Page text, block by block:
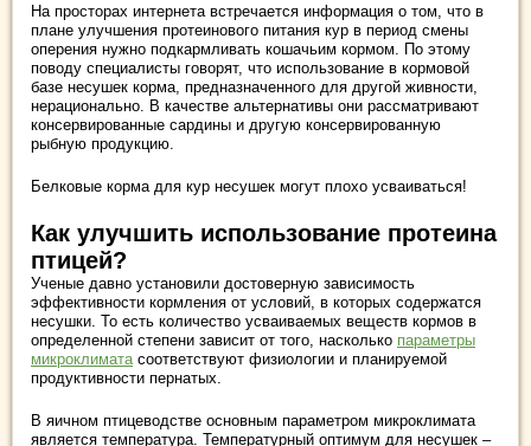
На просторах интернета встречается информация о том, что в
плане улучшения протеинового питания кур в период смены
оперения нужно подкармливать кошачьим кормом. По этому
поводу специалисты говорят, что использование в кормовой
базе несушек корма, предназначенного для другой живности,
нерационально. В качестве альтернативы они рассматривают
консервированные сардины и другую консервированную
рыбную продукцию.
Белковые корма для кур несушек могут плохо усваиваться!
Как улучшить использование протеина
птицей?
Ученые давно установили достоверную зависимость
эффективности кормления от условий, в которых содержатся
несушки. То есть количество усваиваемых веществ кормов в
определенной степени зависит от того, насколько параметры
микроклимата соответствуют физиологии и планируемой
продуктивности пернатых.
В яичном птицеводстве основным параметром микроклимата
является температура. Температурный оптимум для несушек –